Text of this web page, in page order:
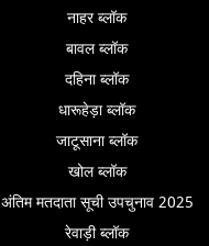
नाहर ब्लॉक
बावल ब्लॉक
दहिना ब्लॉक
धारूहेड़ा ब्लॉक
जाटूसाना ब्लॉक
खोल ब्लॉक
अंतिम मतदाता सूची उपचुनाव 2025
रेवाड़ी ब्लॉक